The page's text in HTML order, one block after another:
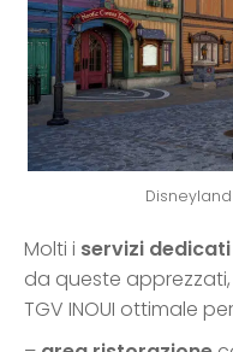
Molti i servizi
da queste
TGV INOUI ottimale